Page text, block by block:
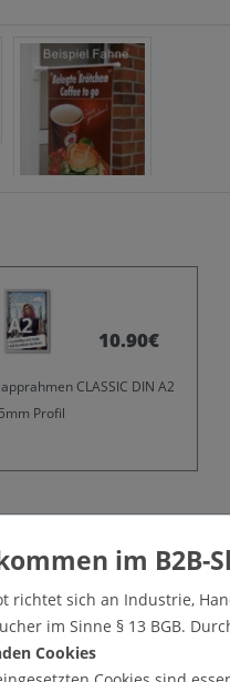
10.90€
CLASSIC DIN A2
Profil
Motivs „Poster
Werbeplakat, als
Ausführung, gerne können Sie
richtet sich an Industrie,
im Sinne § 13 BGB.
Cookies